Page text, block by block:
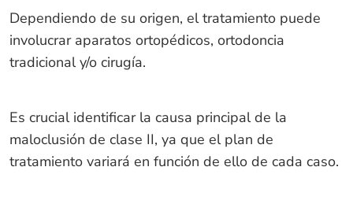
Dependiendo de su origen, el tratamiento puede
involucrar aparatos ortopédicos, ortodoncia
tradicional y/o cirugía.
Es crucial identificar la causa principal de la
maloclusión de clase II, ya que el plan de
tratamiento variará en función de ello de cada caso.